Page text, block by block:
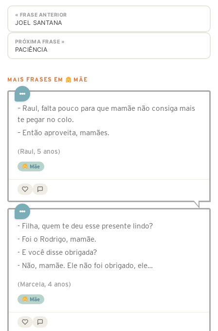
« FRASE ANTERIOR
JOEL SANTANA
PRÓXIMA FRASE »
PACIÊNCIA
MAIS FRASES EM MÃE
– Raul, falta pouco para que mamãe não consiga mais
te pegar no colo.
– Então aproveita, mamães.
(Raul, 5 anos)
Mãe
- Filha, quem te deu esse presente lindo?
- Foi o Rodrigo, mamãe.
- E você disse obrigada?
- Não, mamãe. Ele não foi obrigado, ele…
(Marcela, 4 anos)
Mãe